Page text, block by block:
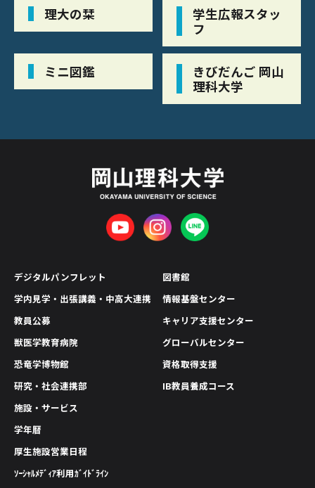
理大の栞
学生広報スタッ
フ
ミニ図鑑
きびだんご 岡山
理科大学
デジタルパンフレット
学内見学・出張講義・中高大連携
教員公募
獣医学教育病院
恐竜学博物館
研究・社会連携部
図書館
情報基盤センター
キャリア支援センター
グローバルセンター
資格取得支援
IB教員養成コース
施設・サービス
学年暦
厚生施設営業日程
ｿｰｼｬﾙﾒﾃﾞｨｱ利用ｶﾞｲﾄﾞﾗｲﾝ